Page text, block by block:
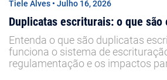
Tiele Alves • Julho 16, 2026
Duplicatas escriturais: o que são
Entenda o que são duplicatas
funciona o sistema de
regulamentação e os impactos